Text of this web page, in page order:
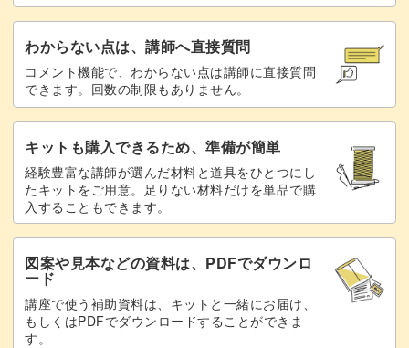
わからない点は、講師へ直接質問
コメント機能で、わからない点は講師に直接質問
できます。回数の制限もありません。
キットも購入できるため、準備が簡単
経験豊富な講師が選んだ材料と道具をひとつにし
たキットをご用意。足りない材料だけを単品で購
入することもできます。
図案や見本などの資料は、PDFでダウンロ
ード
講座で使う補助資料は、キットと一緒にお届け、
もしくはPDFでダウンロードすることができま
す。